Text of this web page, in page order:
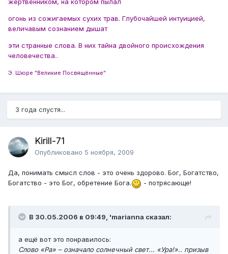
жертвенником, на котором пылал
огонь из сожигаемых сухих трав. Глубочайшей интуицией,
величавым сознанием дышат
эти странные слова. В них тайна двойного происхождения
человечества..
Э. Шюре "Великие Посвящённые"
3 года спустя...
Kirill-71
Опубликовано 5 ноября, 2009
Да, понимать смысл слов - это очень здорово. Бог, Богатство,
Богатство - это Бог, обретение Бога.
- потрясающе!
В 30.05.2006 в 09:49, 'marianna сказал:
а ещё вот это понравилось:
Слово «Ра» – означало солнечный свет... «Ура!».. призыв